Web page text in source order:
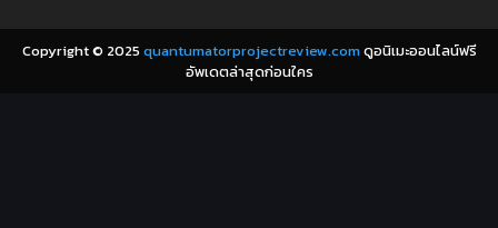
Coming-of-Age ก้าวผ่านวัย(6)
Copyright © 2025 quantumatorprojectreview.comดูอนิเมะออนไลน์ฟรี
อัพเดตล่าสุดก่อนใคร